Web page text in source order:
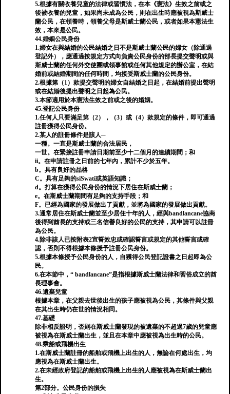
5.根據有關收養兒童的法律或習慣法，在本《憲法》生效之前或之
後被收養的兒童，如果尚未成為公民，則在出生時應被視為斯威士
蘭公民，在領養時，領養父母是斯威士蘭公民，或者如果本憲法生
效，本來是公民。
44.婚姻公民身份
1.婦女在與結婚的公民結婚之日不是斯威士蘭公民的婦女（除通過
登記外），應通過按規定方式向負責公民身份的部長提交聲明或與
斯威士蘭的任何外交使團或領事館或任何其他規定的辦公室，在結
婚前或結婚期間的任何時間，均接受斯威士蘭的公民身份。
2.根據第（1）款提交聲明的婦女自結婚之日起，在結婚前提出聲明
或在結婚後提出聲明之日起為公民。
3.本節適用於本憲法生效之前或之後的婚姻。
45.登記公民身份
1.任何人只要滿足第（2），（3）或（4）款規定的條件，即可通過
註冊獲得公民身份。
2.某人的註冊條件是該人─
一種。一直是斯威士蘭的合法居民，
一世。在緊接註冊申請日期前至少十二個月的連續期間；和
ii。在申請註冊之日前的七年內，累計不少於五年。
b。具有良好的品格
C。具有足夠的siSwati或英語知識；
d。打算在獲得公民身份的情況下居住在斯威士蘭；
e。在斯威士蘭期間有足夠的支持手段；和
F。已經為國家的發展做出了貢獻，並將為國家的發展做出貢獻。
3.通常居住在斯威士蘭並至少居住十年的人，經與bandlancane協商
後得到酋長的支持或三名信譽良好的公民的支持，其申請可以註冊
為公民。
4.除非該人已按附表2宣誓效忠或確認誓言或規定的其他誓言或確
認，否則不得根據本條授予註冊公民身份。
5.根據本條授予公民身份的人，自獲得公民登記證書之日起即為公
民。
6.在本節中，“ bandlancane”是指根據斯威士蘭法律和習俗成立的酋
長理事會。
46.遺棄兒童
根據本章，在父親去世後出生的孩子應被視為公民，其條件與父親
在其出生時仍在世的情況相同。
47.基礎
除非相反證明，否則在斯威士蘭發現的被遺棄的不超過7歲的兒童應
被視為在斯威士蘭出生，並且在本章中應被視為出生時的公民。
48.乘船或飛機出生
1.在斯威士蘭註冊的船舶或飛機上出生的人，無論在何處出生，均
應視為在斯威士蘭出生。
2.在未經政府登記的船舶或飛機上出生的人應被視為在斯威士蘭出
生。
第2部分。公民身份的損失